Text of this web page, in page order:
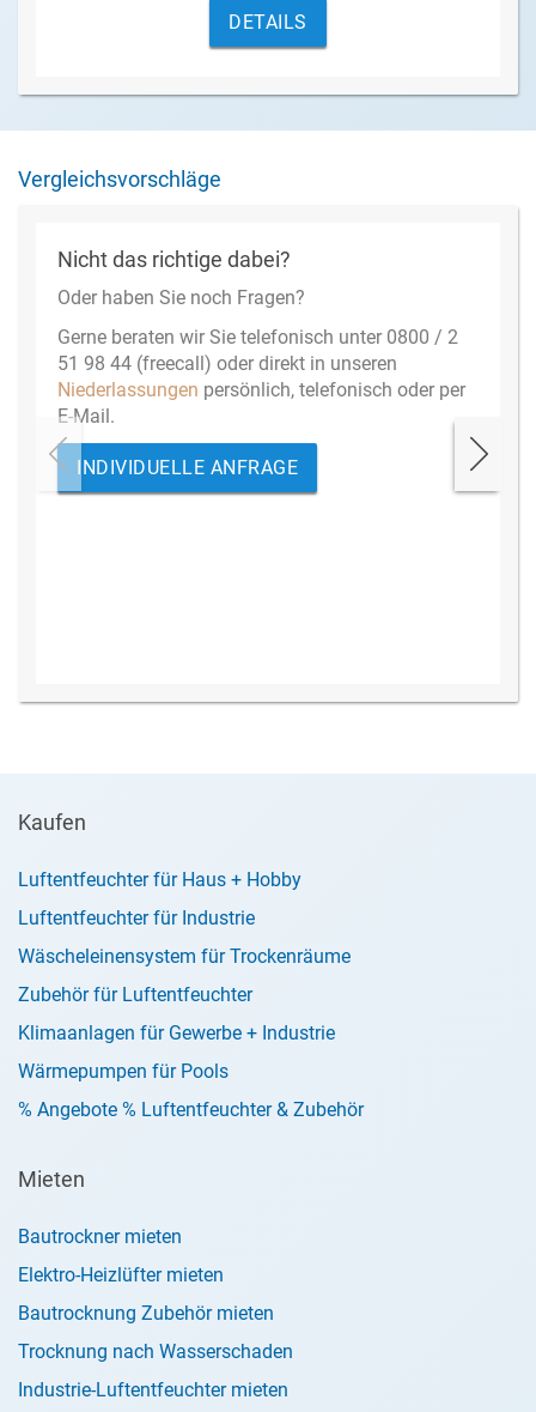
DETAILS
Vergleichsvorschläge
Nicht das richtige dabei?
Oder haben Sie noch Fragen?
Gerne beraten wir Sie telefonisch unter 0800 / 2
51 98 44 (freecall) oder direkt in unseren
Niederlassungen persönlich, telefonisch oder per
E-Mail.
INDIVIDUELLE ANFRAGE
Kaufen
Luftentfeuchter für Haus + Hobby
Luftentfeuchter für Industrie
Wäscheleinensystem für Trockenräume
Zubehör für Luftentfeuchter
Klimaanlagen für Gewerbe + Industrie
Wärmepumpen für Pools
% Angebote % Luftentfeuchter & Zubehör
Mieten
Bautrockner mieten
Elektro-Heizlüfter mieten
Bautrocknung Zubehör mieten
Trocknung nach Wasserschaden
Industrie-Luftentfeuchter mieten